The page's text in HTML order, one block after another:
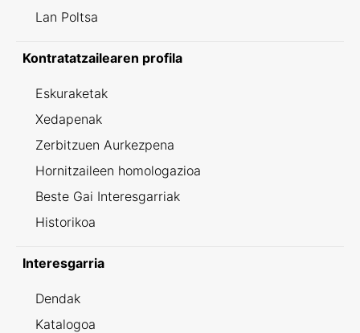
Lan Poltsa
Kontratatzailearen profila
Eskuraketak
Xedapenak
Zerbitzuen Aurkezpena
Hornitzaileen homologazioa
Beste Gai Interesgarriak
Historikoa
Interesgarria
Dendak
Katalogoa